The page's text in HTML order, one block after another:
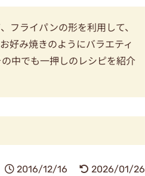
フライパンの形を利用して、
好み焼きのようにバラエティ
中でも一押しのレシピを紹介
2016/12/16
2026/01/26